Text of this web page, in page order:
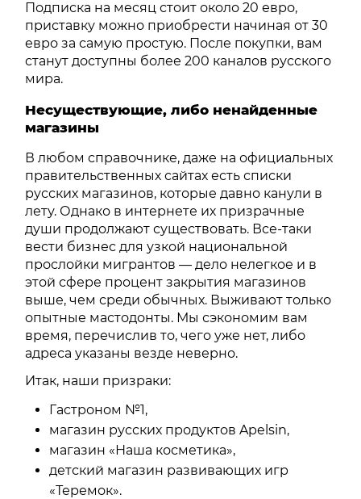
Подписка на месяц стоит около 20 евро,
приставку можно приобрести начиная от 30
евро за самую простую. После покупки, вам
станут доступны более 200 каналов русского
мира.
Несуществующие, либо ненайденные
магазины
В любом справочнике, даже на официальных
правительственных сайтах есть списки
русских магазинов, которые давно канули в
лету. Однако в интернете их призрачные
души продолжают существовать. Все-таки
вести бизнес для узкой национальной
прослойки мигрантов — дело нелегкое и в
этой сфере процент закрытия магазинов
выше, чем среди обычных. Выживают только
опытные мастодонты. Мы сэкономим вам
время, перечислив то, чего уже нет, либо
адреса указаны везде неверно.
Итак, наши призраки:
Гастроном №1,
магазин русских продуктов Apelsin,
магазин «Наша косметика»,
детский магазин развивающих игр
«Теремок».